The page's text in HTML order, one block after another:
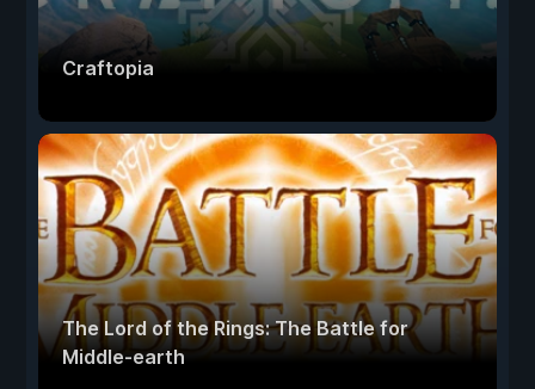
Craftopia
The Lord of the Rings: The Battle for
Middle-earth